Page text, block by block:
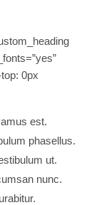
0px
est.
phasellus.
ut.
nunc.